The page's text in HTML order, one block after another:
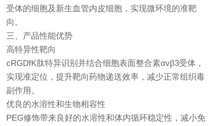
受体的细胞及新生血管内皮细胞，实现微环境的准靶
向。
三、产品性能优势
高特异性靶向
cRGDfK肽特异识别并结合细胞表面整合素αvβ3受体，
实现准定位，提升靶向药物递送效率，减少正常组织毒
副作用。
优良的水溶性和生物相容性
PEG修饰带来良好的水溶性和体内循环稳定性，减小免